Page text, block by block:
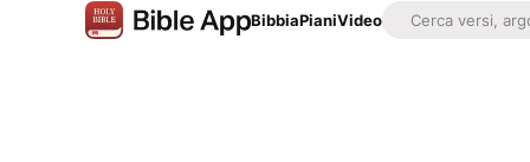
BibbiaPianiVideo